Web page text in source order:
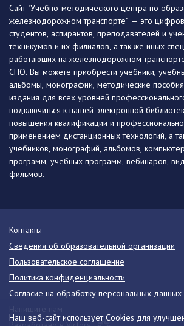
Наш веб-сайт использует Cookies для
Сайт "Учебно-методического центра по
железнодорожном транспорте" — это
студентов, аспирантов, преподавателей и
техникумов и их филиалов, а так же иных
работающих на железнодорожном
СПО. Вы можете приобрести учебники,
альбомы, монографии, методические
издания для всех уровней
подключиться к нашей электронной
повышения квалификации и
применением дистанционных технологий, а
учебников, монографий, альбомов,
программ, учебных программ, вебинаров,
фильмов.
Контакты
Сведения об образовательной организации
Пользовательское соглашение
Политика конфиденциальности
Согласие на обработку персональных данных